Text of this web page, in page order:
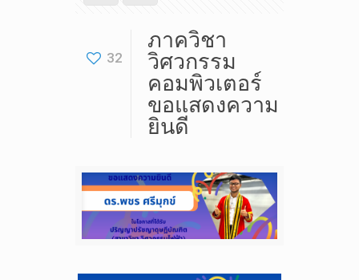
32
ภาควิชา
วิศวกรรม
คอมพิวเตอร์
ขอแสดงความ
ยินดี